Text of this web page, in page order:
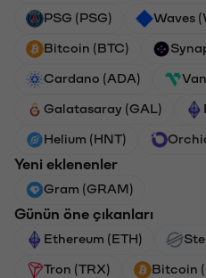
PSG (PSG) Waves
Bitcoin (BTC)
Cardano (ADA)
Galatasaray (GAL)
Helium (HNT)
Yeni eklenenler
Gram (GRAM)
Günün öne çıkanları
Ethereum (ETH)
Tron (TRX) Bitcoin